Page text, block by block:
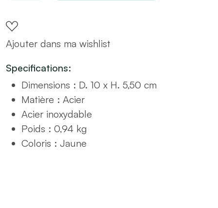
Ajouter dans ma wishlist
Specifications:
Dimensions : D. 10 x H. 5,50 cm
Matière : Acier
Acier inoxydable
Poids : 0,94 kg
Coloris : Jaune